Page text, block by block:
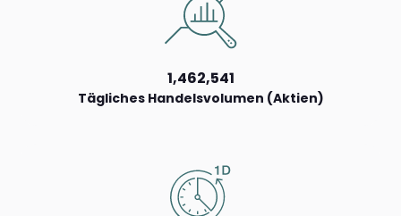
1,462,541
Tägliches Handelsvolumen (Aktien)